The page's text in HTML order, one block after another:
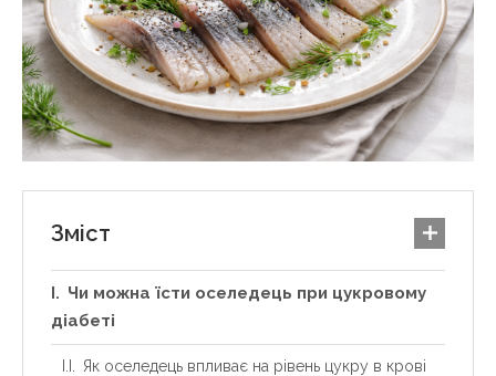
Зміст
Чи можна їсти оселедець при цукровому
діабеті
Як оселедець впливає на рівень цукру в крові